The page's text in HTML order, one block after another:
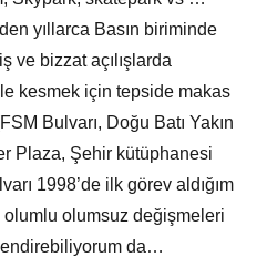
yıllarca Basın biriminde
ve bizzat açılışlarda
kesmek için tepside makas
Bulvarı, Doğu Batı Yakın
Plaza, Şehir kütüphanesi
1998’de ilk görev aldığım
olumlu olumsuz değişmeleri
da…